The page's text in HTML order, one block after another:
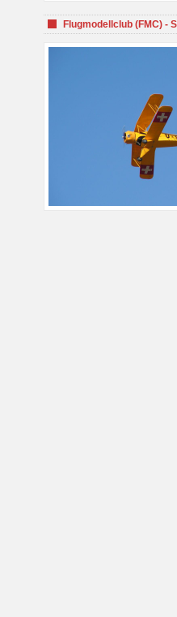
Flugmodellclub (FMC) -